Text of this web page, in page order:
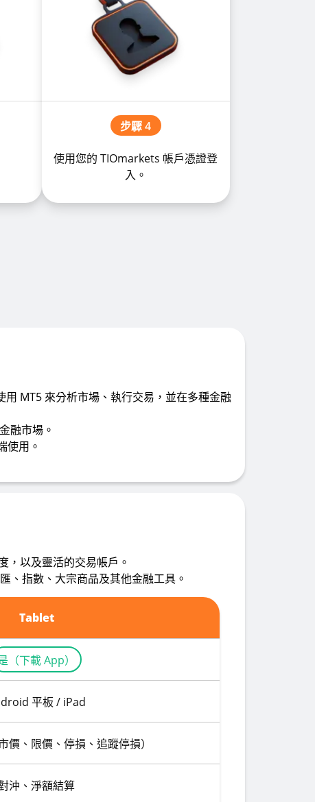
步驟 4
使用您的 TIOmarkets 帳戶憑證登
入。
MT5 來分析市場、執行交易，並在多種金融
融市場。
使用。
，以及靈活的交易帳戶。
、指數、大宗商品及其他金融工具。
Tablet
（下載 App）
平板 / iPad
價、限價、停損、追蹤停損）
沖、淨額結算